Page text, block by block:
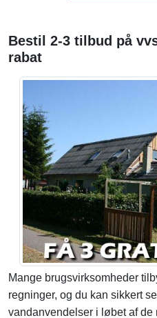
Bestil 2-3 tilbud på
rabat
Mange brugsvirksomheder
regninger, og du kan sikkert
vandanvendelser i løbet af de